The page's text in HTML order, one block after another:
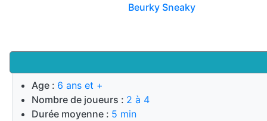
Age : 6 ans et +
Nombre de joueurs : 2 à 4
Durée moyenne : 5 min
Beurky Sneaky